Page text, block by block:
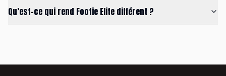
Qu’est-ce qui rend Footie Elite différent ?